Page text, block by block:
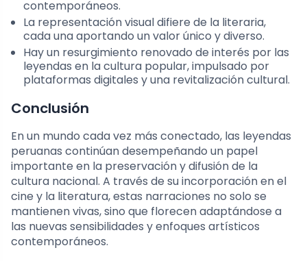
contemporáneos.
La representación visual difiere de la literaria,
cada una aportando un valor único y diverso.
Hay un resurgimiento renovado de interés por las
leyendas en la cultura popular, impulsado por
plataformas digitales y una revitalización cultural.
Conclusión
En un mundo cada vez más conectado, las leyendas
peruanas continúan desempeñando un papel
importante en la preservación y difusión de la
cultura nacional. A través de su incorporación en el
cine y la literatura, estas narraciones no solo se
mantienen vivas, sino que florecen adaptándose a
las nuevas sensibilidades y enfoques artísticos
contemporáneos.